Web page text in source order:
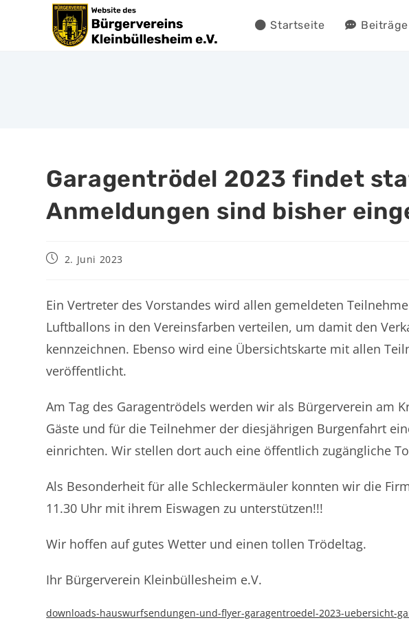
Startseite Beiträge
Garagentrödel 2023 findet
Anmeldungen sind bisher
2. Juni 2023
Ein Vertreter des Vorstandes wird allen gemeldeten
Luftballons in den Vereinsfarben verteilen, um damit den
kennzeichnen. Ebenso wird eine Übersichtskarte mit allen
veröffentlicht.
Am Tag des Garagentrödels werden wir als Bürgerverein am
Gäste und für die Teilnehmer der diesjährigen Burgenfahrt
einrichten. Wir stellen dort auch eine öffentlich zugängliche
Als Besonderheit für alle Schleckermäuler konnten wir die
11.30 Uhr mit ihrem Eiswagen zu unterstützen!!!
Wir hoffen auf gutes Wetter und einen tollen Trödeltag.
Ihr Bürgerverein Kleinbüllesheim e.V.
downloads-hauswurfsendungen-und-flyer-garagentroedel-2023-uebersicht-